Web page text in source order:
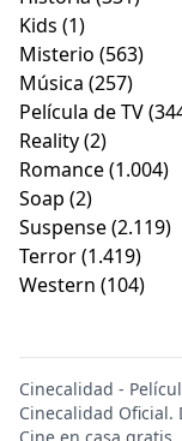
Kids (1)
Misterio (563)
Música (257)
Película de TV
Reality(2)
Romance(1.004)
Soap (2)
Suspense(2.119)
Terror(1.419)
Western (104)
Cinecalidad -
Cinecalidad Oficial.